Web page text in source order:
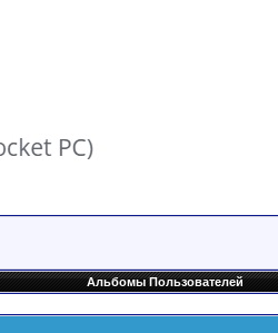
Альбомы Пользователей